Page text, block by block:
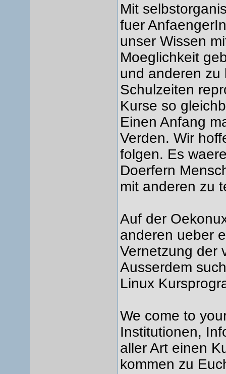
Mit
fuer
unser Wissen
Moeglichkeit
und anderen zu
Schulzeiten
Kurse so
Einen Anfang
Verden. Wir
folgen. Es
Doerfern
mit anderen zu
Auf der
anderen ueber
Vernetzung der
Ausserdem
Linux
We come to
Institutionen,
aller Art einen
kommen zu